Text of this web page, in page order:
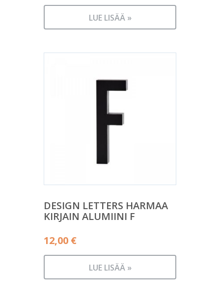
LUE LISÄÄ »
DESIGN LETTERS HARMAA
KIRJAIN ALUMIINI F
12,00 €
LUE LISÄÄ »